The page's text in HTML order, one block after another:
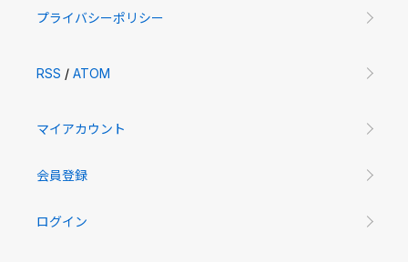
プライバシーポリシー
RSS / ATOM
マイアカウント
会員登録
ログイン